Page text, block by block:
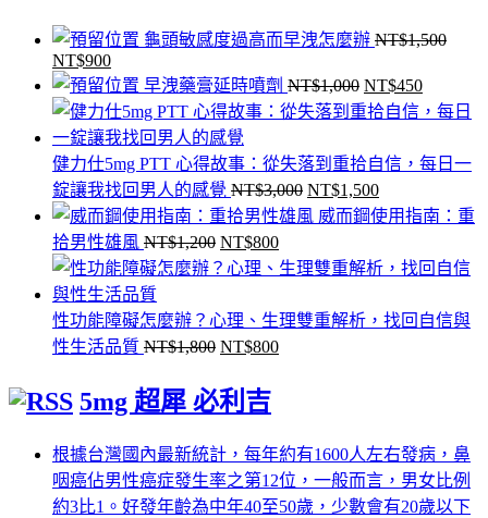
龜頭敏感度過高而早洩怎麼辦 NT$1,500
原
始
價
格：
NT$1,500。
NT$900目
前
價
格：
NT$900。
早洩藥膏延時噴劑 NT$1,000 原
始
格：
NT$1,000。
NT$450目
前
格：
健力仕5mg PTT 心得故事：從失落到重拾自信，每日一
錠讓我找回男人的感覺 NT$3,000 原
始
格：
NT$1,500目
前
格：
威而鋼使用指南：重
拾男性雄風 NT$1,200 原
始
格：
NT$1,200。
NT$800目
前
格：
NT$800。
性功能障礙怎麼辦？心理、生理雙重解析，找回自信與
性生活品質 NT$1,800 原
價
NT$1,800。
NT$800目
NT$800。
5mg 超犀 必利吉
根據台灣國內最新統計，每年約有1600人左右發病，鼻
咽癌佔男性癌症發生率之第12位，一般而言，男女比例
約3比1。好發年齡為中年40至50歲，少數會有20歲以下